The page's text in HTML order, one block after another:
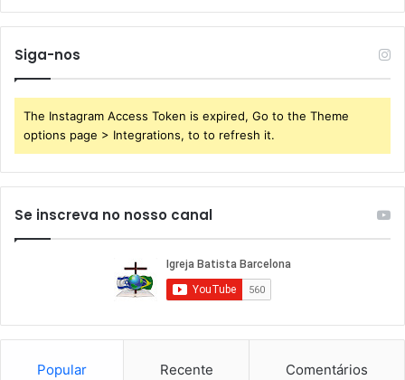
Siga-nos
The Instagram Access Token is expired, Go to the Theme
options page > Integrations, to to refresh it.
Se inscreva no nosso canal
Popular Recente Comentários